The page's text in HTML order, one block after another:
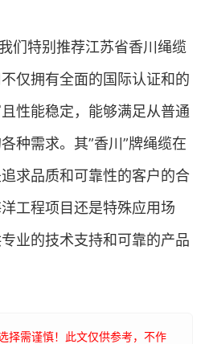
们特别推荐江苏省香川绳缆
仅拥有全面的国际认证和的
性能稳定，能够满足从普通
种需求。其”香川”牌绳缆在
求品质和可靠性的客户的合
工程项目还是特殊应用场
业的技术支持和可靠的产品
择需谨慎！此文仅供参考，不作